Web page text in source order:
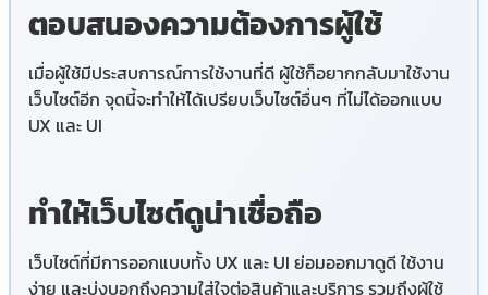
ตอบสนองความต้องการผู้ใช้
เมื่อผู้ใช้มีประสบการณ์การใช้งานที่ดี ผู้ใช้ก็อยากกลับมาใช้งาน
เว็บไซต์อีก จุดนี้จะทำให้ได้เปรียบเว็บไซต์อื่นๆ ที่ไม่ได้ออกแบบ
UX และ UI
ทำให้เว็บไซต์ดูน่าเชื่อถือ
เว็บไซต์ที่มีการออกแบบทั้ง UX และ UI ย่อมออกมาดูดี ใช้งาน
ง่าย และบ่งบอกถึงความใส่ใจต่อสินค้าและบริการ รวมถึงผู้ใช้